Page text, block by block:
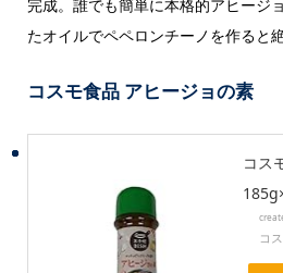
完成。誰でも簡単に本格的アヒージ
たオイルでペペロンチーノを作ると
コスモ食品 アヒージョの素
コス
コ